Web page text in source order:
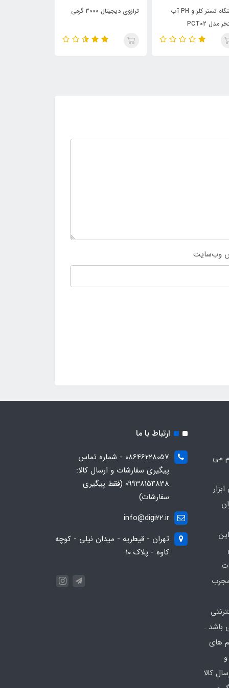
دیجیتال 3000 گرمی
تستر رنگ خودرو دیجیتالی
وب‌سایت
می
باشد .
های
کالا
ارتباط با ما
08646228057 - شماره تماس
پیگیری سفارشات و ارسال کالا:
09938154838 (فقط پیگیری
سفارشات)
info@digi22.ir
تهران - قیطریه - میدان نیلی - کوچه
کاوه - پلاک 10